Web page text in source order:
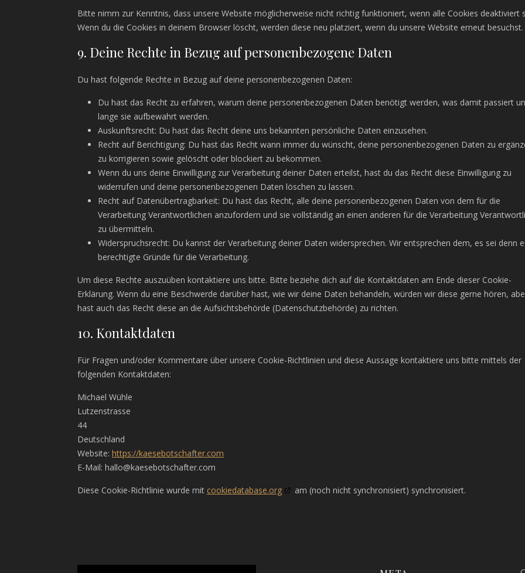
Bitte nimm zur Kenntnis, dass unsere Website möglicherweise nicht richtig funktioniert, wenn alle Cookies deaktiviert
Wenn du die Cookies in deinem Browser löscht, werden diese neu platziert, wenn du unsere Website erneut besuchst.
9. Deine Rechte in Bezug auf personenbezogene Daten
Du hast folgende Rechte in Bezug auf deine personenbezogenen Daten:
Du hast das Recht zu erfahren, warum deine personenbezogenen Daten benötigt werden, was damit passiert
lange sie aufbewahrt werden.
Auskunftsrecht: Du hast das Recht deine uns bekannten persönliche Daten einzusehen.
Recht auf Berichtigung: Du hast das Recht wann immer du wünscht, deine personenbezogenen Daten zu
zu korrigieren sowie gelöscht oder blockiert zu bekommen.
Wenn du uns deine Einwilligung zur Verarbeitung deiner Daten erteilst, hast du das Recht diese Einwilligung zu
widerrufen und deine personenbezogenen Daten löschen zu lassen.
Recht auf Datenübertragbarkeit: Du hast das Recht, alle deine personenbezogenen Daten von dem für die
Verarbeitung Verantwortlichen anzufordern und sie vollständig an einen anderen für die Verarbeitung
zu übermitteln.
Widerspruchsrecht: Du kannst der Verarbeitung deiner Daten widersprechen. Wir entsprechen dem, es sei denn
berechtigte Gründe für die Verarbeitung.
Um diese Rechte auszuüben kontaktiere uns bitte. Bitte beziehe dich auf die Kontaktdaten am Ende dieser Cookie-
Erklärung. Wenn du eine Beschwerde darüber hast, wie wir deine Daten behandeln, würden wir diese gerne hören,
hast auch das Recht diese an die Aufsichtsbehörde (Datenschutzbehörde) zu richten.
10. Kontaktdaten
Für Fragen und/oder Kommentare über unsere Cookie-Richtlinien und diese Aussage kontaktiere uns bitte mittels der
folgenden Kontaktdaten:
Michael Wühle
Lutzenstrasse
44
Deutschland
Website: https://kaesebotschafter.com
E-Mail: hallo@kaesebotschafter.com
Diese Cookie-Richtlinie wurde mit cookiedatabase.org am (noch nicht synchronisiert) synchronisiert.